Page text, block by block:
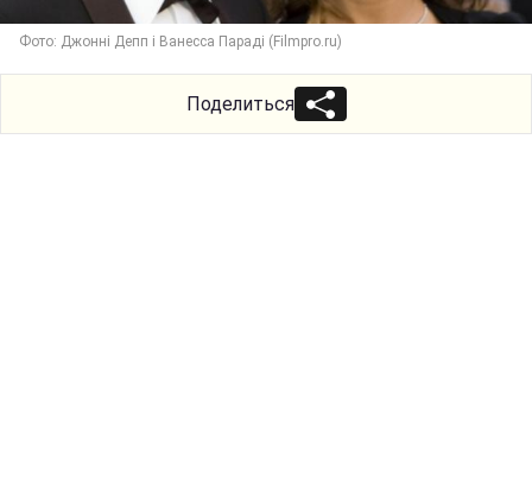
Фото: Джонні Депп і Ванесса Параді (Filmpro.ru)
Поделиться